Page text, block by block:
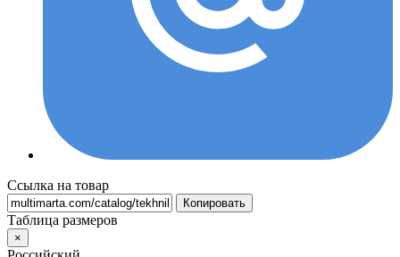
Ссылка на товар
Копировать
Таблица размеров
×